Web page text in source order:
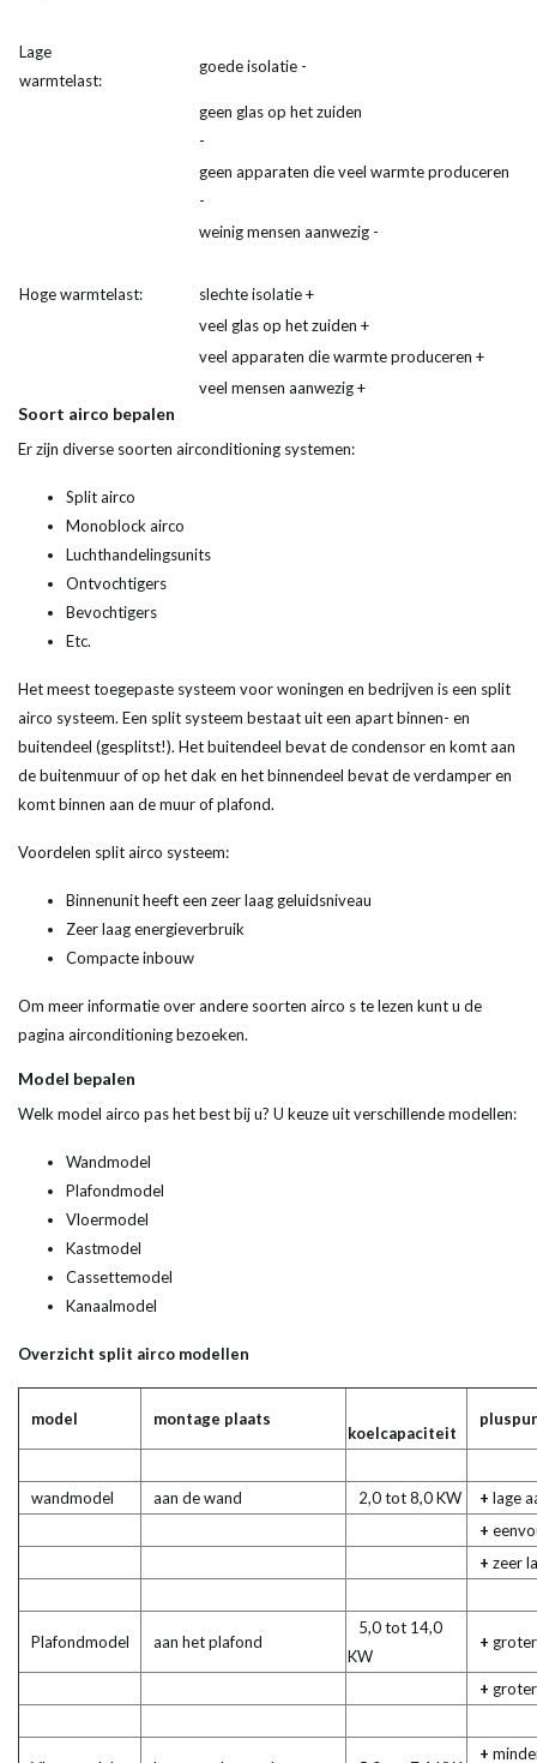
Lage
warmtelast:
goede isolatie -
geen glas op het zuiden
-
geen apparaten die veel warmte produceren
-
weinig mensen aanwezig -
Hoge warmtelast:
slechte isolatie +
veel glas op het zuiden +
veel apparaten die warmte produceren +
veel mensen aanwezig +
Soort airco bepalen
Er zijn diverse soorten airconditioning systemen:
Split airco
Monoblock airco
Luchthandelingsunits
Ontvochtigers
Bevochtigers
Etc.
Het meest toegepaste systeem voor woningen en bedrijven is een split
airco systeem. Een split systeem bestaat uit een apart binnen- en
buitendeel (gesplitst!). Het buitendeel bevat de condensor en komt aan
de buitenmuur of op het dak en het binnendeel bevat de verdamper en
komt binnen aan de muur of plafond.
Voordelen split airco systeem:
Binnenunit heeft een zeer laag geluidsniveau
Zeer laag energieverbruik
Compacte inbouw
Om meer informatie over andere soorten airco s te lezen kunt u de
pagina airconditioning bezoeken.
Model bepalen
Welk model airco pas het best bij u? U keuze uit verschillende modellen:
Wandmodel
Plafondmodel
Vloermodel
Kastmodel
Cassettemodel
Kanaalmodel
Overzicht split airco modellen
model montage plaats
koelcapaciteit
wandmodel aan de wand 2,0 tot 8,0 KW + lage
+
+ zeer
Plafondmodel aan het plafond
5,0 tot 14,0
KW
+
+
+